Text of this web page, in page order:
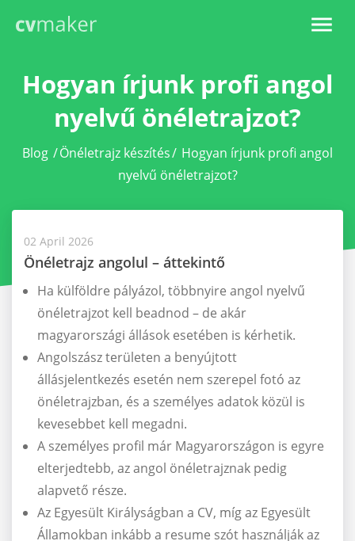
Hogyan írjunk profi angol
nyelvű önéletrajzot?
Blog /Önéletrajz készítés/ Hogyan írjunk profi angol
nyelvű önéletrajzot?
02 April 2026
Önéletrajz angolul – áttekintő
Ha külföldre pályázol, többnyire angol nyelvű
önéletrajzot kell beadnod – de akár
magyarországi állások esetében is kérhetik.
Angolszász területen a benyújtott
állásjelentkezés esetén nem szerepel fotó az
önéletrajzban, és a személyes adatok közül is
kevesebbet kell megadni.
A személyes profil már Magyarországon is egyre
elterjedtebb, az angol önéletrajznak pedig
alapvető része.
Az Egyesült Királyságban a CV, míg az Egyesült
Államokban inkább a resume szót használják az